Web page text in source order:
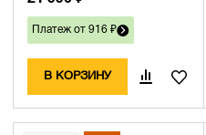
Платеж от 916 ₽
В КОРЗИНУ